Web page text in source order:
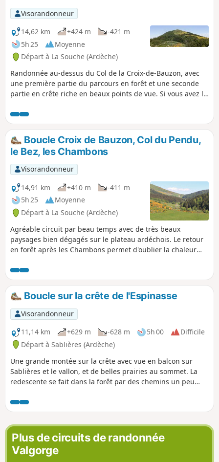
Visorandonneur
14,62 km
+424 m
-421 m
5h 25
Moyenne
Départ à La Souche (Ardèche)
Randonnée au-dessus du Col de la Croix-de-Bauzon, avec
une première partie du parcours en forêt et une seconde
partie en crête riche en beaux points de vue. Si vous avez la
clair, vous aurez la possibilité de voir se détacher sur
l'horizon la chaîne des Alpes et le Mont Ventoux.
Boucle Croix de Bauzon, Col du Pendu,
le Bez, les Chambons
Visorandonneur
14,91 km
+410 m
-411 m
5h 25
Moyenne
Départ à La Souche (Ardèche)
Agréable circuit par beau temps avec de très beaux
paysages bien dégagés sur le plateau ardéchois. Le retour
en forêt après les Chambons permet d'oublier la chaleur
champignons.
Boucle sur la crête de l'Espinasse
Visorandonneur
11,14 km
+629 m -628 m 5h 00
Difficile
Départ à Sablières (Ardèche)
Une grande montée sur la crête avec vue en balcon sur
Sablières et le vallon, et de belles prairies au sommet. La
redescente se fait dans la forêt par des chemins un peu
Merle et Granzial.
Plus de circuits de randonnée
Valgorge